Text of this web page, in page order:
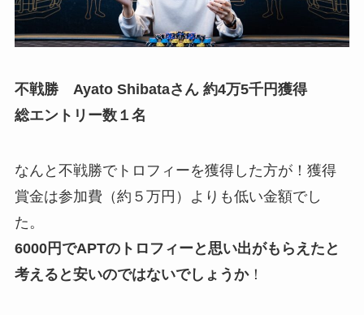
不戦勝 Ayato Shibataさん 約4万5千円獲得
総エントリー数１名
なんと不戦勝でトロフィーを獲得した方が！獲得
賞金は参加費（約５万円）よりも低い金額でし
た。
6000円でAPTのトロフィーと思い出がもらえたと
考えると安いのではないでしょうか！